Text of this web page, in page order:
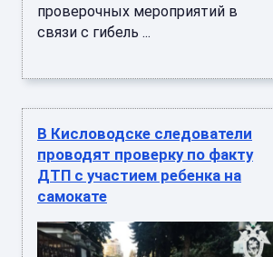
проверочных мероприятий в
связи с гибель ...
В Кисловодске следователи
проводят проверку по факту
ДТП с участием ребенка на
самокате